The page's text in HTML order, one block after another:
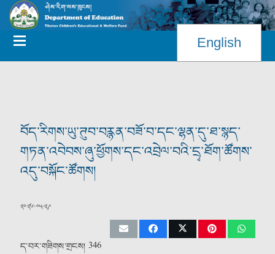
English
བོད་རིགས་ཡུ་ཊུབ་བརྙན་བཟོ་བ་དང་ལྷན་དུ་ཐ་སྙད་
གཏན་འབེབས་ཞུ་ཕྱོགས་དང་འབྲེལ་བའི་དྲྭ་ཐོག་ཚོགས་
འདུ་བསྐོང་ཚོགས།
༢༠༢༦-༠༥-༢༩
ད་བར་གཟིགས་གྲངས། 346